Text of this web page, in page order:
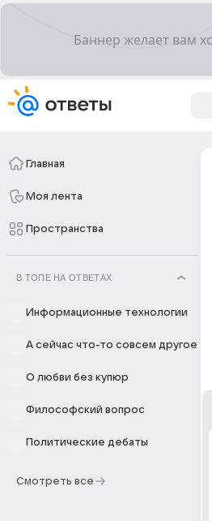
Главная
Моя лента
Пространства
В ТОПЕ НА ОТВЕТАХ
Информационные технологии
А сейчас что-то совсем другое
О любви без купюр
Философский вопрос
Политические дебаты
Смотреть все